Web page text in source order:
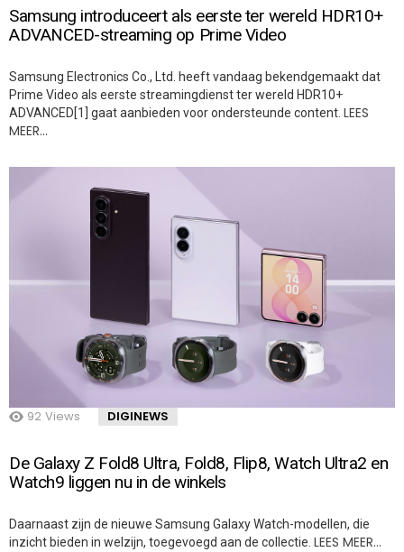
Samsung introduceert als eerste ter wereld HDR10+
ADVANCED-streaming op Prime Video
Samsung Electronics Co., Ltd. heeft vandaag bekendgemaakt dat
Prime Video als eerste streamingdienst ter wereld HDR10+
ADVANCED[1] gaat aanbieden voor ondersteunde content. LEES
MEER…
92 Views DIGINEWS
De Galaxy Z Fold8 Ultra, Fold8, Flip8, Watch Ultra2 en
Watch9 liggen nu in de winkels
Daarnaast zijn de nieuwe Samsung Galaxy Watch-modellen, die
inzicht bieden in welzijn, toegevoegd aan de collectie. LEES MEER…